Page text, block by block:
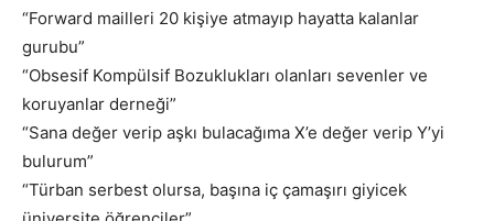
“Forward mailleri 20 kişiye atmayıp hayatta kalanlar
gurubu”
“Obsesif Kompülsif Bozuklukları olanları sevenler ve
koruyanlar derneği”
“Sana değer verip aşkı bulacağıma X’e değer verip Y’yi
bulurum”
“Türban serbest olursa, başına iç çamaşırı giyicek